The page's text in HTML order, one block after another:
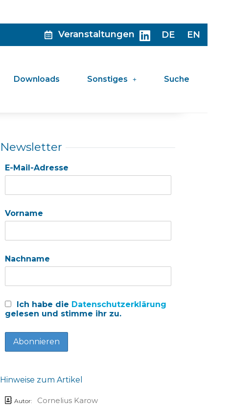
Veranstaltungen DE EN
Downloads Sonstiges Suche
Newsletter
E-Mail-Adresse
Vorname
Nachname
Ich habe die Datenschutzerklärung
gelesen und stimme ihr zu.
Hinweise zum Artikel
Autor: Cornelius Karow